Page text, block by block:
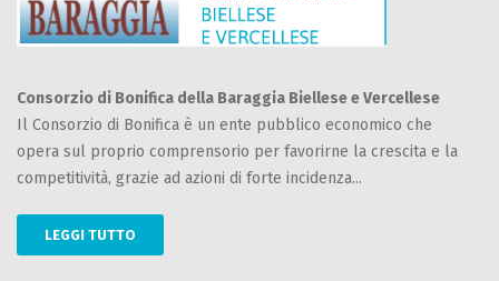
Consorzio di Bonifica della Baraggia Biellese e Vercellese
Il Consorzio di Bonifica è un ente pubblico economico che
opera sul proprio comprensorio per favorirne la crescita e la
competitività, grazie ad azioni di forte incidenza...
LEGGI TUTTO